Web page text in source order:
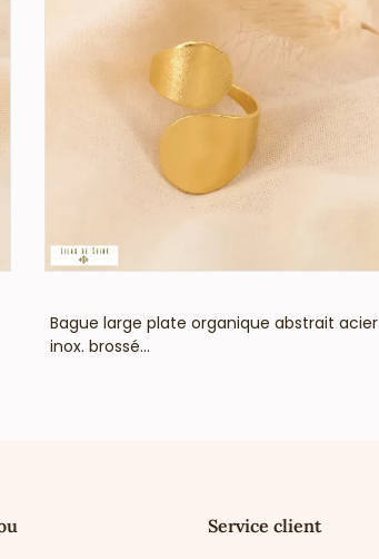
Bague large plate organique abstrait acier
inox. brossé...
Service client